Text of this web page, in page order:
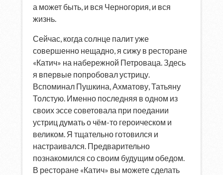
а может быть, и вся Черногория, и вся
жизнь.
Сейчас, когда солнце палит уже
совершенно нещадно, я сижу в ресторане
«Катич» на набережной Петроваца. Здесь
я впервые попробовал устрицу.
Вспоминал Пушкина, Ахматову, Татьяну
Толстую. Именно последняя в одном из
своих эссе советовала при поедании
устриц думать о чём-то героическом и
великом. Я тщательно готовился и
настраивался. Предварительно
познакомился со своим будущим обедом.
В ресторане «Катич» вы можете сделать